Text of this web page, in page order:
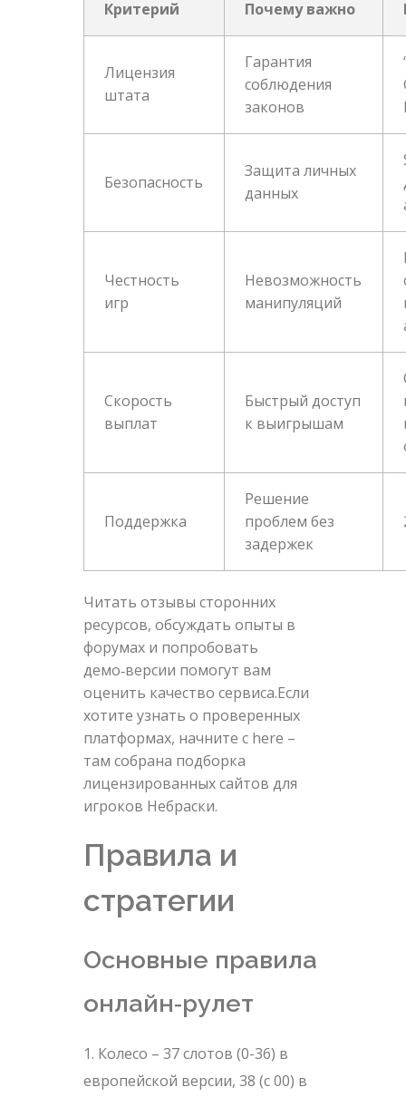
Критерий Почему важно
Лицензия
штата
Гарантия
соблюдения
законов
Безопасность
Защита личных
данных
Честность
игр
Невозможность
манипуляций
Скорость
выплат
Быстрый доступ
к выигрышам
Поддержка
Решение
проблем без
задержек
Читать отзывы сторонних
ресурсов, обсуждать опыты в
форумах и попробовать
демо‑версии помогут вам
оценить качество сервиса.Если
хотите узнать о проверенных
платформах, начните с here –
там собрана подборка
лицензированных сайтов для
игроков Небраски.
Правила и
стратегии
Основные правила
онлайн‑рулет
Колесо – 37 слотов (0-36) в
европейской версии, 38 (с 00) в